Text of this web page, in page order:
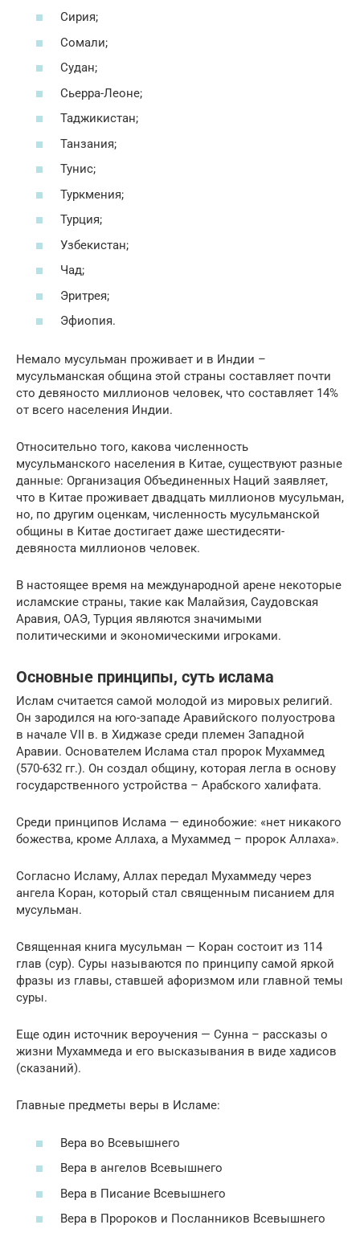
Сирия;
Сомали;
Судан;
Сьерра-Леоне;
Таджикистан;
Танзания;
Тунис;
Туркмения;
Турция;
Узбекистан;
Чад;
Эритрея;
Эфиопия.
Немало мусульман проживает и в Индии –
мусульманская община этой страны составляет почти
сто девяносто миллионов человек, что составляет 14%
от всего населения Индии.
Относительно того, какова численность
мусульманского населения в Китае, существуют разные
данные: Организация Объединенных Наций заявляет,
что в Китае проживает двадцать миллионов мусульман,
но, по другим оценкам, численность мусульманской
общины в Китае достигает даже шестидесяти-
девяноста миллионов человек.
В настоящее время на международной арене некоторые
исламские страны, такие как Малайзия, Саудовская
Аравия, ОАЭ, Турция являются значимыми
политическими и экономическими игроками.
Основные принципы, суть ислама
Ислам считается самой молодой из мировых религий.
Он зародился на юго-западе Аравийского полуострова
в начале VII в. в Хиджазе среди племен Западной
Аравии. Основателем Ислама стал пророк Мухаммед
(570-632 гг.). Он создал общину, которая легла в основу
государственного устройства – Арабского халифата.
Среди принципов Ислама — единобожие: «нет никакого
божества, кроме Аллаха, а Мухаммед – пророк Аллаха».
Согласно Исламу, Аллах передал Мухаммеду через
ангела Коран, который стал священным писанием для
мусульман.
Священная книга мусульман — Коран состоит из 114
глав (сур). Суры называются по принципу самой яркой
фразы из главы, ставшей афоризмом или главной темы
суры.
Еще один источник вероучения — Сунна – рассказы о
жизни Мухаммеда и его высказывания в виде хадисов
(сказаний).
Главные предметы веры в Исламе:
Вера во Всевышнего
Вера в ангелов Всевышнего
Вера в Писание Всевышнего
Вера в Пророков и Посланников Всевышнего